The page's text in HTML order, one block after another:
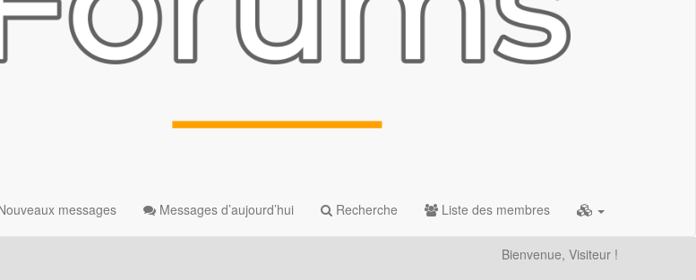
messages Messages d’aujourd’hui Recherche Liste des membres
Bienvenue, Visiteur !